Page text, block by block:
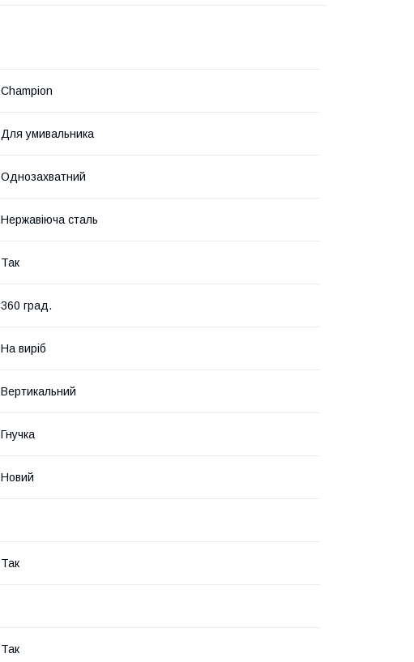
Champion
Для умивальника
Однозахватний
Нержавіюча сталь
Так
360 град.
На виріб
Вертикальний
Гнучка
Новий
Так
Так